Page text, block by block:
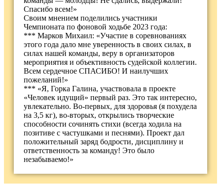
Спасибо всем!»
Своим мнением поделились участники
Чемпионата по фоновой ходьбе 2023 года:
*** Марков Михаил: «Участие в соревнованиях
этого года дало мне уверенность в своих силах, в
силах нашей команды, веру в организаторов
мероприятия и объективность судейской коллегии.
Всем сердечное СПАСИБО! И наилучших
пожеланий!»
*** «Я, Горка Галина, участвовала в проекте
«Человек идущий» первый раз. Это так интересно,
увлекательно. Во-первых, для здоровья (я похудела
на 3,5 кг), во-вторых, открылись творческие
способности сочинять стихи (всегда ходила на
позитиве с частушками и песнями). Проект дал
положительный заряд бодрости, дисциплину и
ответственность за команду! Это было
незабываемо!»